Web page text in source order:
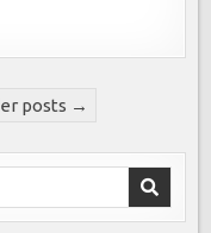
posts →